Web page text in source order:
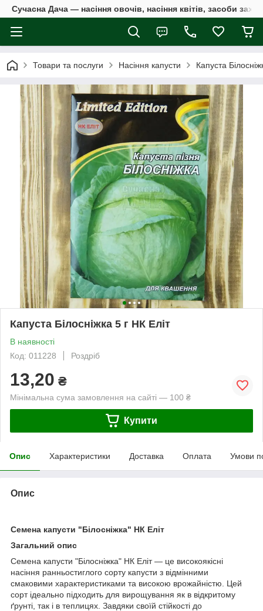
Сучасна Дача — насіння овочів, насіння квітів, засоби
Товари та послуги Насіння капусти Капуста
Капуста Білосніжка 5 г НК Еліт
В наявності
Код: 011228
Роздріб
13,20 ₴
Мінімальна сума замовлення на сайті — 100 ₴
Купити
Опис Характеристики Доставка Оплата Умови
Опис
Семена капусти "Білосніжка" НК Еліт
Загальний опис
Семена капусти "Білосніжка" НК Еліт — це високоякісні
насіння ранньостиглого сорту капусти з відмінними
смаковими характеристиками та високою врожайністю. Цей
сорт ідеально підходить для вирощування як в відкритому
ґрунті, так і в теплицях. Завдяки своїй стійкості до